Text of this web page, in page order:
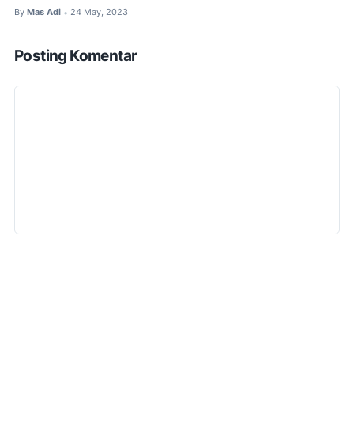
By Mas Adi • 24 May, 2023
Posting Komentar